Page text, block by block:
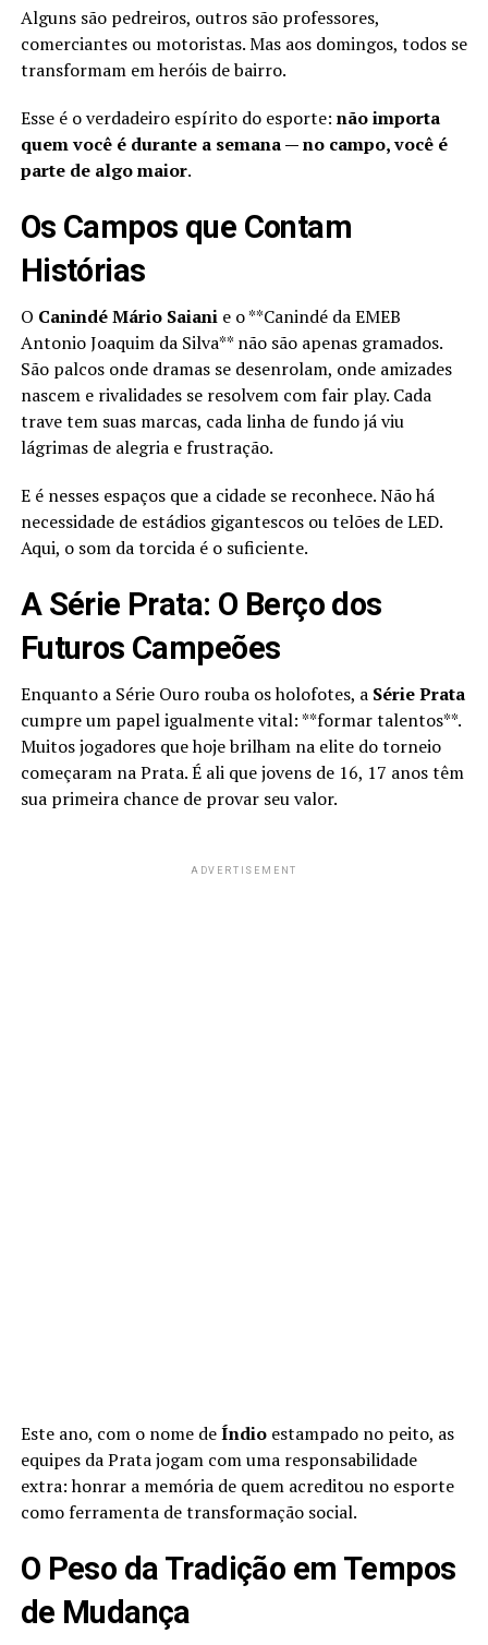
Alguns são pedreiros, outros são professores,
comerciantes ou motoristas. Mas aos domingos, todos se
transformam em heróis de bairro.
Esse é o verdadeiro espírito do esporte: não importa
quem você é durante a semana — no campo, você é
parte de algo maior.
Os Campos que Contam
Histórias
O Canindé Mário Saianie o **Canindé da EMEB
Antonio Joaquim da Silva** não são apenas gramados.
São palcos onde dramas se desenrolam, onde amizades
nascem e rivalidades se resolvem com fair play. Cada
trave tem suas marcas, cada linha de fundo já viu
lágrimas de alegria e frustração.
E é nesses espaços que a cidade se reconhece. Não há
necessidade de estádios gigantescos ou telões de LED.
Aqui, o som da torcida é o suficiente.
A Série Prata: O Berço dos
Futuros Campeões
Enquanto a Série Ouro rouba os holofotes, a Série Prata
cumpre um papel igualmente vital: **formar talentos**.
Muitos jogadores que hoje brilham na elite do torneio
começaram na Prata. É ali que jovens de 16, 17 anos têm
sua primeira chance de provar seu valor.
ADVERTISEMENT
Este ano, com o nome deÍndioestampado no peito, as
equipes da Prata jogam com uma responsabilidade
extra: honrar a memória de quem acreditou no esporte
como ferramenta de transformação social.
O Peso da Tradição em Tempos
de Mudança